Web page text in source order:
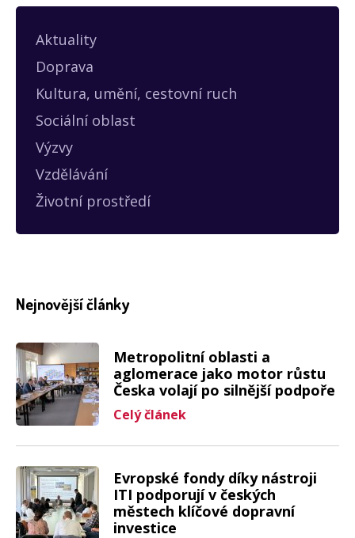
Aktuality
Doprava
Kultura, umění, cestovní ruch
Sociální oblast
Výzvy
Vzdělávání
Životní prostředí
Nejnovější články
Metropolitní oblasti a
aglomerace jako motor růstu
Česka volají po silnější podpoře
Celý článek
Evropské fondy díky nástroji
ITI podporují v českých
městech klíčové dopravní
investice